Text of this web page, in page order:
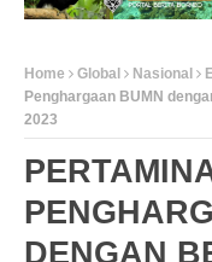
Home Global Nasional
Penghargaan BUMN
2023
DENGAN